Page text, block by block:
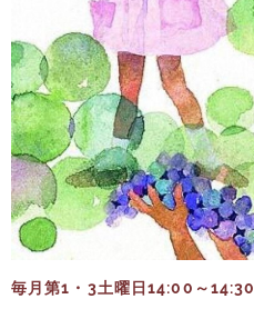
毎月第1・3土曜日14:00～14:30